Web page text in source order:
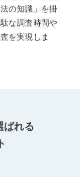
の知識」を掛
な調査時間や
を実現しま
ばれる